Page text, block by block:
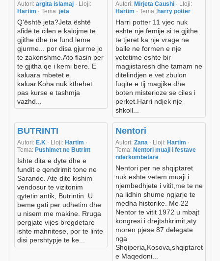
Autori: argita islamaj · Lloji:
Hartim · Tema: jeta
Q'është jeta?Jeta është
sfidë te cilen e kalojme te
gjithe dhe ne fund leme
gjurme... por disa gjurme jo
te zakonshme.Ato flasin per
te gjitha qe i kemi bere. E
kaluara mbetet e
kaluar.Koha nuk kthehet
pas kurse e tashmja
vazhd...
Autori: Mirjeta Caushi · Lloji:
Hartim · Tema: harry potter
Harri potter 11 vjec nuk
eshte nje femije si te gjithe
te tjeret ka nje vrage ne
balle ne formen e nje
vetetime eshte bir
magjistaresh dhe tamam ne
ditelindjen e vet zbulon
fuqite e tij magjike dhe
boten misterioze se ciles i
perket.Harri ndjek nje
shkoll...
BUTRINTI
Autori: E.K · Lloji: Hartim ·
Tema: Pushimet ne Butrint
Ishte dita e dyte dhe e
fundit e qendrimit tone ne
Sarande. Ate dite kishim
vendosur te vizitonim
qytetin antik, Butrintin. U
beme gati per udhetim dhe
u nisem me makine. Rruga
pergjate vijes bregdetare
ishte mahnitese, por te linte
disi pershtypje te ke...
Nentori
Autori: Zana · Lloji: Hartim ·
Tema: Nentori muaji i festave
nderkombetare
Nentori per ne shqiptaret
nuk eshte vetem muaji i
njembedhjete i vitit,me te ne
na lidhin shume ngjarje te
medha historike. Me 22
Nentor te vitit 1972 u mbajt
kongresi i drejtshkrimit,aty
moren pjese 87 delegate
nga
Shqiperia,Kosova,shqiptaret
e Maqedoni...